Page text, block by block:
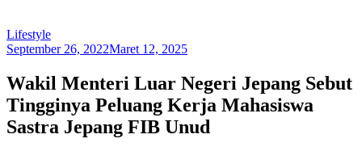
Lifestyle
September 26, 2022Maret 12, 2025
Wakil Menteri Luar Negeri Jepang Sebut
Tingginya Peluang Kerja Mahasiswa
Sastra Jepang FIB Unud